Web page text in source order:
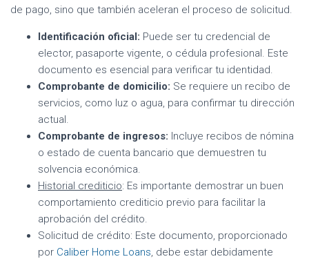
de pago, sino que también aceleran el proceso de solicitud.
Identificación oficial: Puede ser tu credencial de
elector, pasaporte vigente, o cédula profesional. Este
documento es esencial para verificar tu identidad.
Comprobante de domicilio: Se requiere un recibo de
servicios, como luz o agua, para confirmar tu dirección
actual.
Comprobante de ingresos: Incluye recibos de nómina
o estado de cuenta bancario que demuestren tu
solvencia económica.
Historial crediticio: Es importante demostrar un buen
comportamiento crediticio previo para facilitar la
aprobación del crédito.
Solicitud de crédito: Este documento, proporcionado
por Caliber Home Loans, debe estar debidamente